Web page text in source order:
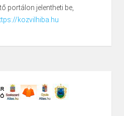
portálon jelentheti be,
kozvilhiba.hu